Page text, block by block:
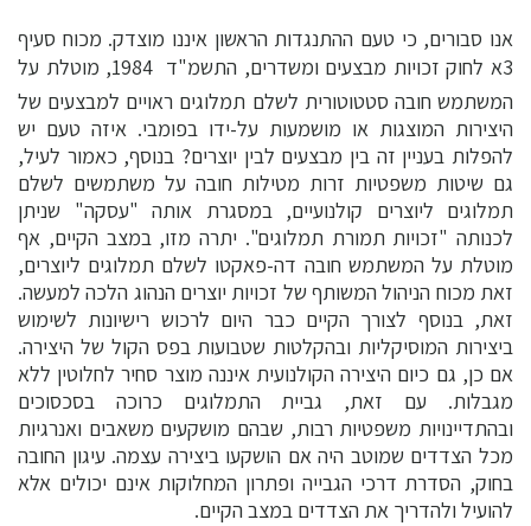
אנו סבורים, כי טעם ההתנגדות הראשון איננו מוצדק. מכוח סעיף
3א לחוק זכויות מבצעים ומשדרים, התשמ"ד  1984, מוטלת על
המשתמש חובה סטטוטורית לשלם תמלוגים ראויים למבצעים של
היצירות המוצגות או מושמעות על-ידו בפומבי. איזה טעם יש
להפלות בעניין זה בין מבצעים לבין יוצרים? בנוסף, כאמור לעיל,
גם שיטות משפטיות זרות מטילות חובה על משתמשים לשלם
תמלוגים ליוצרים קולנועיים, במסגרת אותה "עסקה" שניתן
לכנותה "זכויות תמורת תמלוגים". יתרה מזו, במצב הקיים, אף
מוטלת על המשתמש חובה דה-פאקטו לשלם תמלוגים ליוצרים,
זאת מכוח הניהול המשותף של זכויות יוצרים הנהוג הלכה למעשה.
זאת, בנוסף לצורך הקיים כבר היום לרכוש רישיונות לשימוש
ביצירות המוסיקליות ובהקלטות שטבועות בפס הקול של היצירה.
אם כן, גם כיום היצירה הקולנועית איננה מוצר סחיר לחלוטין ללא
מגבלות. עם זאת, גביית התמלוגים כרוכה בסכסוכים
ובהתדיינויות משפטיות רבות, שבהם מושקעים משאבים ואנרגיות
מכל הצדדים שמוטב היה אם הושקעו ביצירה עצמה. עיגון החובה
בחוק, הסדרת דרכי הגבייה ופתרון המחלוקות אינם יכולים אלא
להועיל ולהדריך את הצדדים במצב הקיים.